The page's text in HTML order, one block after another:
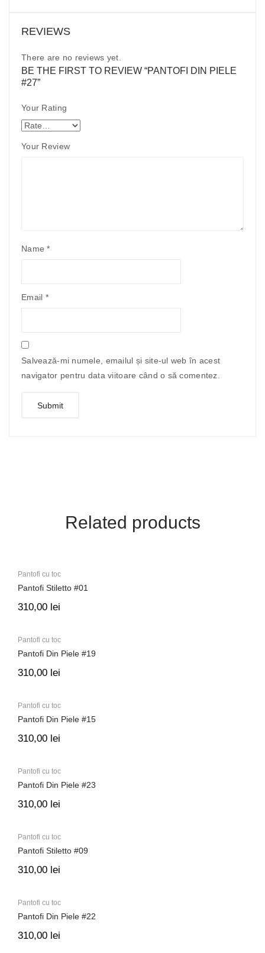
REVIEWS
There are no reviews yet.
BE THE FIRST TO REVIEW “PANTOFI DIN PIELE
#27”
Your Rating
Your Review
Name*
Email *
Salvează-mi numele, emailul și site-ul web în acest
navigator pentru data viitoare când o să comentez.
Related products
Pantofi cu toc
Pantofi Stiletto #01
310,00 lei
Pantofi cu toc
Pantofi Din Piele #19
310,00 lei
Pantofi cu toc
Pantofi Din Piele #15
310,00 lei
Pantofi cu toc
Pantofi Din Piele #23
310,00 lei
Pantofi cu toc
Pantofi Stiletto #09
310,00 lei
Pantofi cu toc
Pantofi Din Piele #22
310,00 lei